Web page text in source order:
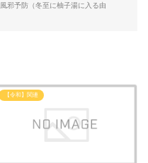
邪予防（冬至に柚子湯に入る由
【令和】関連